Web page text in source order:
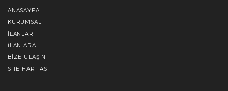
ANASAYFA
KURUMSAL
İLANLAR
İLAN ARA
BIZE ULAŞIN
SITE HARITASI